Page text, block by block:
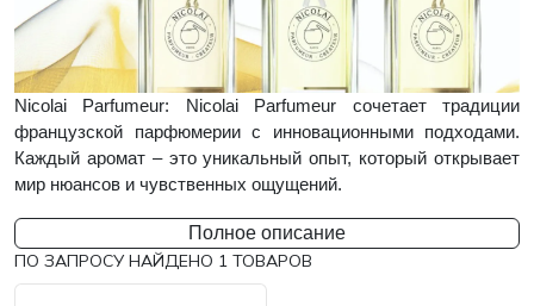
Nicolai Parfumeur: Nicolai Parfumeur сочетает традиции
французской парфюмерии с инновационными подходами.
Каждый аромат – это уникальный опыт, который открывает
мир нюансов и чувственных ощущений.
Полное описание
ПО ЗАПРОСУ НАЙДЕНО 1 ТОВАРОВ